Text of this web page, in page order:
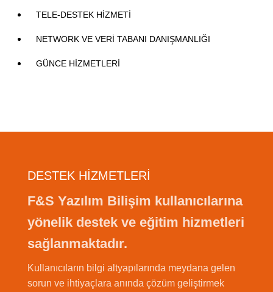
TELE-DESTEK HİZMETİ
NETWORK VE VERİ TABANI DANIŞMANLIĞI
GÜNCE HİZMETLERİ
DESTEK HİZMETLERİ
F&S Yazılım Bilişim kullanıcılarına
yönelik destek ve eğitim hizmetleri
sağlanmaktadır.
Kullanıcıların bilgi altyapılarında meydana gelen
sorun ve ihtiyaçlara anında çözüm geliştirmek